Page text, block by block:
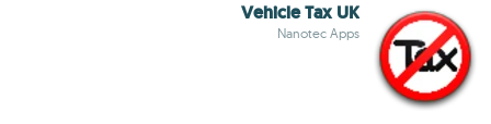
Vehicle Tax UK
Nanotec Apps